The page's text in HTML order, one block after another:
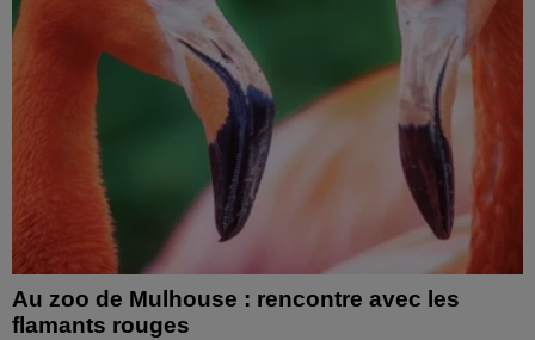
Au zoo de Mulhouse : rencontre avec les
flamants rouges